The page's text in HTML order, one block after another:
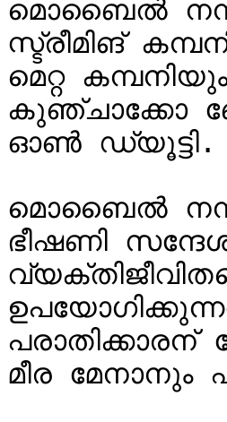
മൊബൈല്‍
സ്ട്രീമിങ്
മെറ്റ
കുഞ്ചാക്കോ
ഓണ്‍ ഡ്യൂട്ടി.
മൊബൈൽ നമ്പർ
ഭീഷണി
മീര